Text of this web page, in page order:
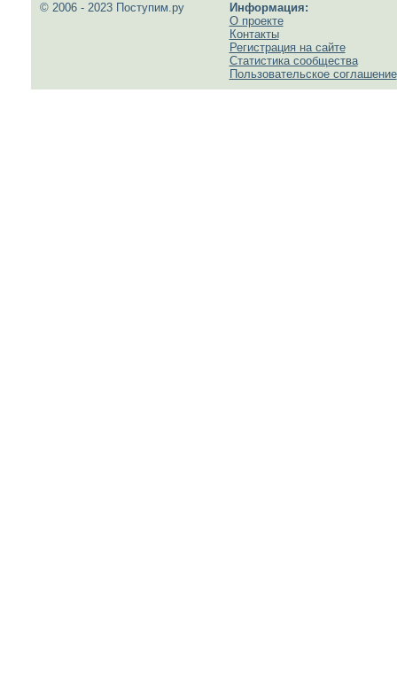
© 2006 - 2023 Поступим.ру
Информация:
О проекте
Контакты
Регистрация на сайте
Статистика сообщества
Пользовательское соглашение